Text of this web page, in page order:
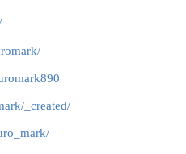
_created/